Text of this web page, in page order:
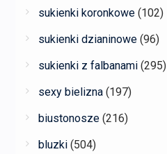
sukienki koronkowe (102)
sukienki dzianinowe (96)
sukienki z falbanami (295)
sexy bielizna (197)
biustonosze (216)
bluzki (504)